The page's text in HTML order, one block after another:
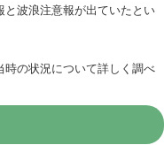
波浪注意報が出ていたとい
の状況について詳しく調べ